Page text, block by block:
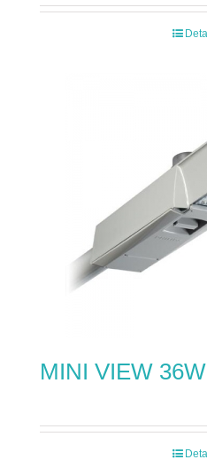
MINI VIEW